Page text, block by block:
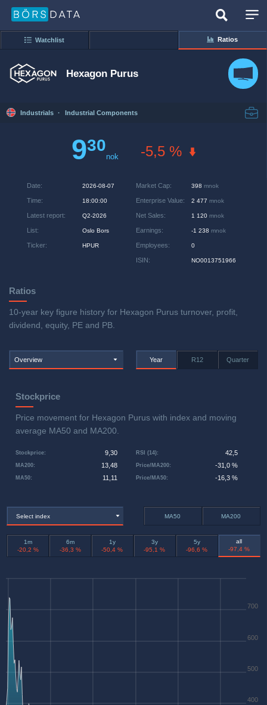
Watchlist Ratios
Hexagon Purus
Industrials · Industrial Components
930
nok -5,5 %
Date: 2026-08-07
Time: 18:00:00
Latest report: Q2-2026
List: Oslo Bors
Ticker: HPUR
Market Cap: 398 mnok
Enterprise Value: 2 477 mnok
Net Sales: 1 120 mnok
Earnings: -1 238 mnok
Employees: 0
ISIN: NO0013751966
Ratios
10-year key figure history for Hexagon Purus turnover, profit,
dividend, equity, PE and PB.
Overview Year R12 Quarter
Stockprice
Price movement for Hexagon Purus with index and moving
average MA50 and MA200.
Stockprice: 9,30
MA50: 11,11
MA200: 13,48 Price/MA200: -31,0 %
RSI (14): 42,5
Price/MA50: -16,3 %
Select index MA50 MA200
1m
-20,2 %
6m
-36,3 %
1y
-50,4 %
3y
-95,1 %
5y
-96,6 %
all
-97,4 %
400
500
600
700